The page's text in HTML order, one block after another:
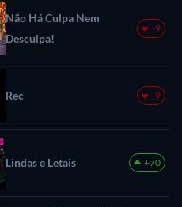
Não Há Culpa Nem
Desculpa!
-9
Rec -9
Lindas e Letais +70